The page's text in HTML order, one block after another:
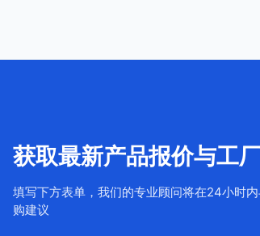
获取最新产品报价与工
填写下方表单，我们的专业顾问将在24小时
购建议